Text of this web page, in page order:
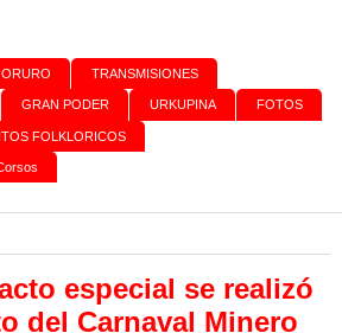
TRANSMISIONES
GRAN PODER URKUPINA FOTOS
FOLKLORICOS
especial se realizó
del Carnaval Minero